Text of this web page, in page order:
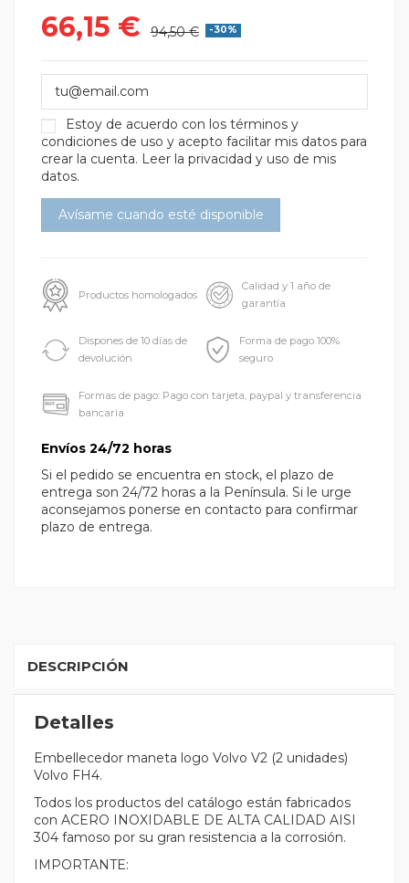
66,15 € 94,50 € -30%
Estoy de acuerdo con los términos y
condiciones de uso y acepto facilitar mis datos para
crear la cuenta. Leer la privacidad y uso de mis
datos.
Productos homologados
Calidad y 1 año de
garantía
Dispones de 10 días de
devolución
Forma de pago 100%
seguro
Formas de pago: Pago con tarjeta, paypal y transferencia
bancaria
Envíos 24/72 horas
Si el pedido se encuentra en stock, el plazo de
entrega son 24/72 horas a la Península. Si le urge
aconsejamos ponerse en contacto para confirmar
plazo de entrega.
DESCRIPCIÓN
Detalles
Embellecedor maneta logo Volvo V2 (2 unidades)
Volvo FH4.
Todos los productos del catálogo están fabricados
con ACERO INOXIDABLE DE ALTA CALIDAD AISI
304 famoso por su gran resistencia a la corrosión.
IMPORTANTE: